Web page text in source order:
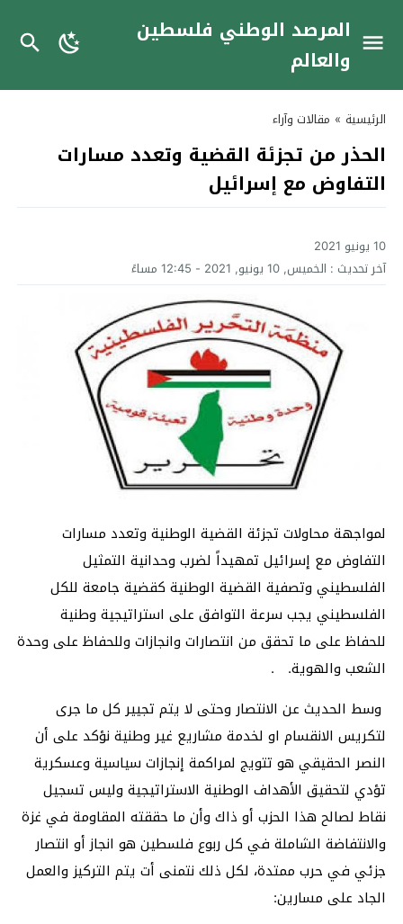
المرصد الوطني فلسطين
والعالم
الرئيسية » مقالات وآراء
الحذر من تجزئة القضية وتعدد مسارات
التفاوض مع إسرائيل
10 يونيو 2021
آخر تحديث : الخميس, 10 يونيو, 2021 - 12:45 مساءً
لمواجهة محاولات تجزئة القضية الوطنية وتعدد مسارات
التفاوض مع إسرائيل تمهيداً لضرب وحدانية التمثيل
الفلسطيني وتصفية القضية الوطنية كقضية جامعة للكل
الفلسطيني يجب سرعة التوافق على استراتيجية وطنية
للحفاظ على ما تحقق من انتصارات وانجازات وللحفاظ على وحدة
الشعب والهوية. .
وسط الحديث عن الانتصار وحتى لا يتم تجيير كل ما جرى
لتكريس الانقسام او لخدمة مشاريع غير وطنية نؤكد على أن
النصر الحقيقي هو تتويج لمراكمة إنجازات سياسية وعسكرية
تؤدي لتحقيق الأهداف الوطنية الاستراتيجية وليس تسجيل
نقاط لصالح هذا الحزب أو ذاك وأن ما حققته المقاومة في غزة
والانتفاضة الشاملة في كل ربوع فلسطين هو انجاز أو انتصار
جزئي في حرب ممتدة، لكل ذلك نتمنى أت يتم التركيز والعمل
الجاد على مسارين: